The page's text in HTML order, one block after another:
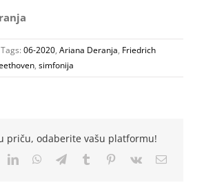
Tags: 06-2020, Ariana Deranja, Friedrich
, simfonija
priču, odaberite vašu platformu!
LinkedInWhatsApp
TelegramTumblr Pinterest
Vk Email